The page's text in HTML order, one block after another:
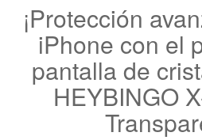
¡Protección
iPhone con el
pantalla de
HEYBINGO